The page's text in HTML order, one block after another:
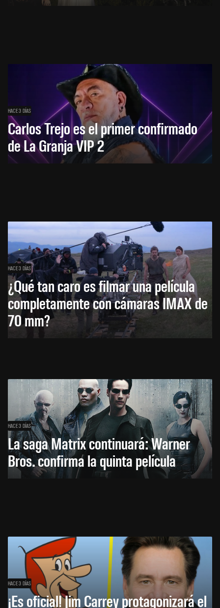
HACE 3 DÍAS
Carlos Trejo es el primer confirmado
de La Granja VIP 2
HACE 3 DÍAS
¿Qué tan caro es filmar una película
completamente con cámaras IMAX de
70 mm?
HACE 3 DÍAS
La saga Matrix continuará: Warner
Bros. confirma la quinta película
HACE 3 DÍAS
¡Es oficial! Jim Carrey protagonizará el